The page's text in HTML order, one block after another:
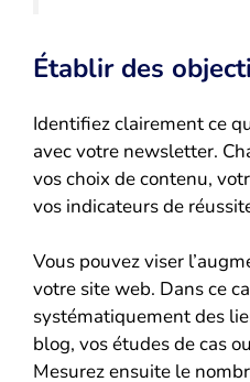
Établir des
Identifiez clairement ce
avec votre newsletter.
vos choix de contenu,
vos indicateurs de
Vous pouvez viser
votre site web. Dans ce
systématiquement des
blog, vos études de cas
Mesurez ensuite le